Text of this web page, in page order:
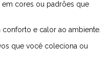
conforto e calor ao ambiente.